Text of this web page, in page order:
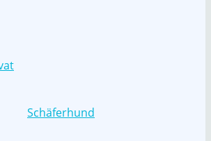
Schäferhund